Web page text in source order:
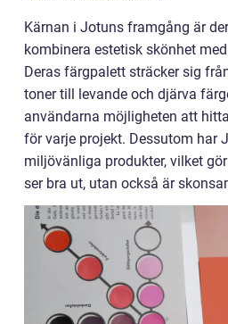
Kärnan i Jotuns framgång är
kombinera estetisk skönhet
Deras färgpalett sträcker sig
toner till levande och djärva
användarna möjligheten att
för varje projekt. Dessutom har
miljövänliga produkter, vilket
ser bra ut, utan också är